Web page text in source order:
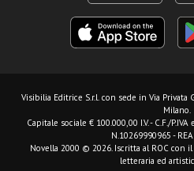
Visibilia Editrice S.r.l. con sede in Via Privata
Milano.
Capitale sociale € 100.000,00 I.V. - C.F./
N.10269990965 -
Novella 2000 © 2026. Iscritta al ROC con
letteraria ed